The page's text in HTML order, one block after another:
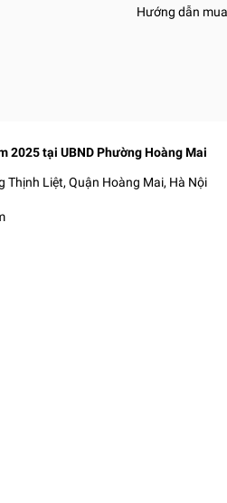
Hướng dẫn
2025 tại UBND Phường Hoàng Mai
Thịnh Liệt, Quận Hoàng Mai, Hà Nội